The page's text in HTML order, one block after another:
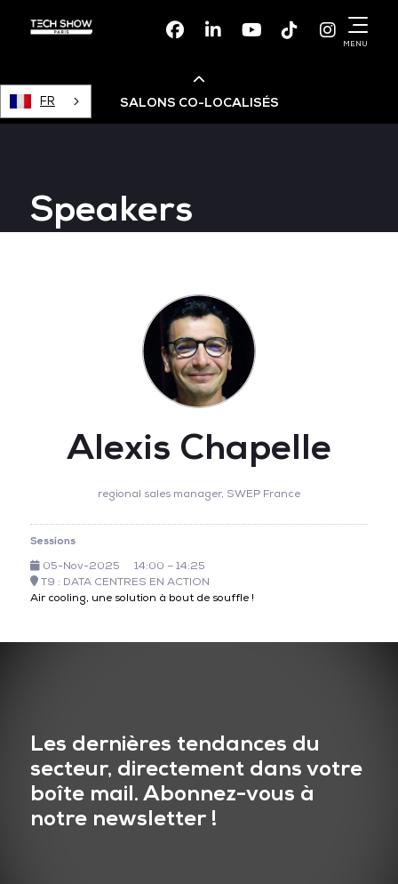
FacebookLinkedinYoutubeTikTok
MENU
FR SALONS CO-LOCALISÉS
Devops Live
Data & AI Leaders Summit
Speakers
Alexis Chapelle
regional sales manager, SWEP France
Sessions
05-Nov-2025
14:00 – 14:25
T9 : DATA CENTRES EN ACTION
Air cooling, une solution à bout de souffle !
Les dernières tendances du
secteur, directement dans votre
boîte mail. Abonnez-vous à
notre newsletter !